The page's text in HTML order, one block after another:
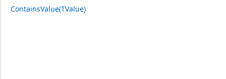
ContainsValue(TValue)